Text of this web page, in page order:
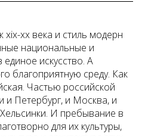
xix-xx века и стиль модерн
национальные и
единое искусство. А
благоприятную среду. Как
Частью российской
Петербург, и Москва, и
И пребывание в
для их культуры,